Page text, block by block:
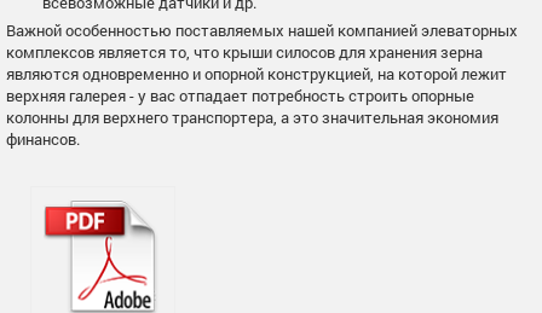
Важной особенностью поставляемых нашей компанией элеваторных
комплексов является то, что крыши силосов для хранения зерна
являются одновременно и опорной конструкцией, на которой лежит
верхняя галерея - у вас отпадает потребность строить опорные
колонны для верхнего транспортера, а это значительная экономия
финансов.